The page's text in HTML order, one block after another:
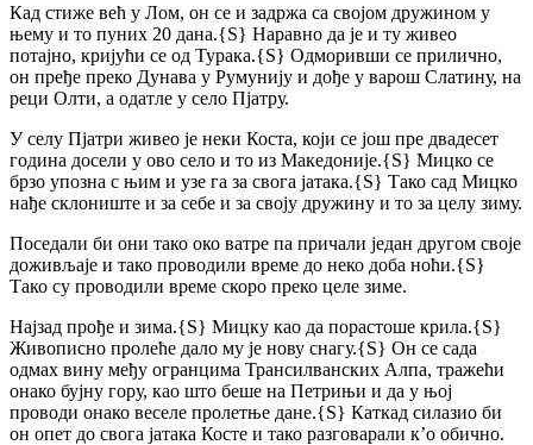
Кад стиже већ у Лом, он се и задржа са својом дружином у
њему и то пуних 20 дана.{S} Наравно да је и ту живео
потајно, кријући се од Турака.{S} Одморивши се прилично,
он пређе преко Дунава у Румунију и дође у варош Слатину, на
реци Олти, а одатле у село Пјатру.
У селу Пјатри живео је неки Коста, који се још пре двадесет
година досели у ово село и то из Македоније.{S} Мицко се
брзо упозна с њим и узе га за свога јатака.{S} Тако сад Мицко
нађе склониште и за себе и за своју дружину и то за целу зиму.
Поседали би они тако око ватре па причали један другом своје
доживљаје и тако проводили време до неко доба ноћи.{S}
Тако су проводили време скоро преко целе зиме.
Најзад прође и зима.{S} Мицку као да порастоше крила.{S}
Живописно пролеће дало му је нову снагу.{S} Он се сада
одмах вину међу огранцима Трансилванских Алпа, тражећи
онако бујну гору, као што беше на Петрињи и да у њој
проводи онако веселе пролетње дане.{S} Каткад силазио би
он опет до свога јатака Косте и тако разговарали к’о обично.